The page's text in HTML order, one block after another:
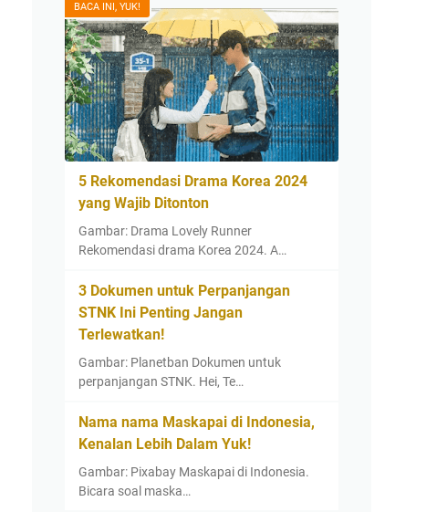
BACA INI, YUK!
5 Rekomendasi Drama Korea 2024
yang Wajib Ditonton
Gambar: Drama Lovely Runner
Rekomendasi drama Korea 2024. A…
3 Dokumen untuk Perpanjangan
STNK Ini Penting Jangan
Terlewatkan!
Gambar: Planetban Dokumen untuk
perpanjangan STNK. Hei, Te…
Nama nama Maskapai di Indonesia,
Kenalan Lebih Dalam Yuk!
Gambar: Pixabay Maskapai di Indonesia.
Bicara soal maska…